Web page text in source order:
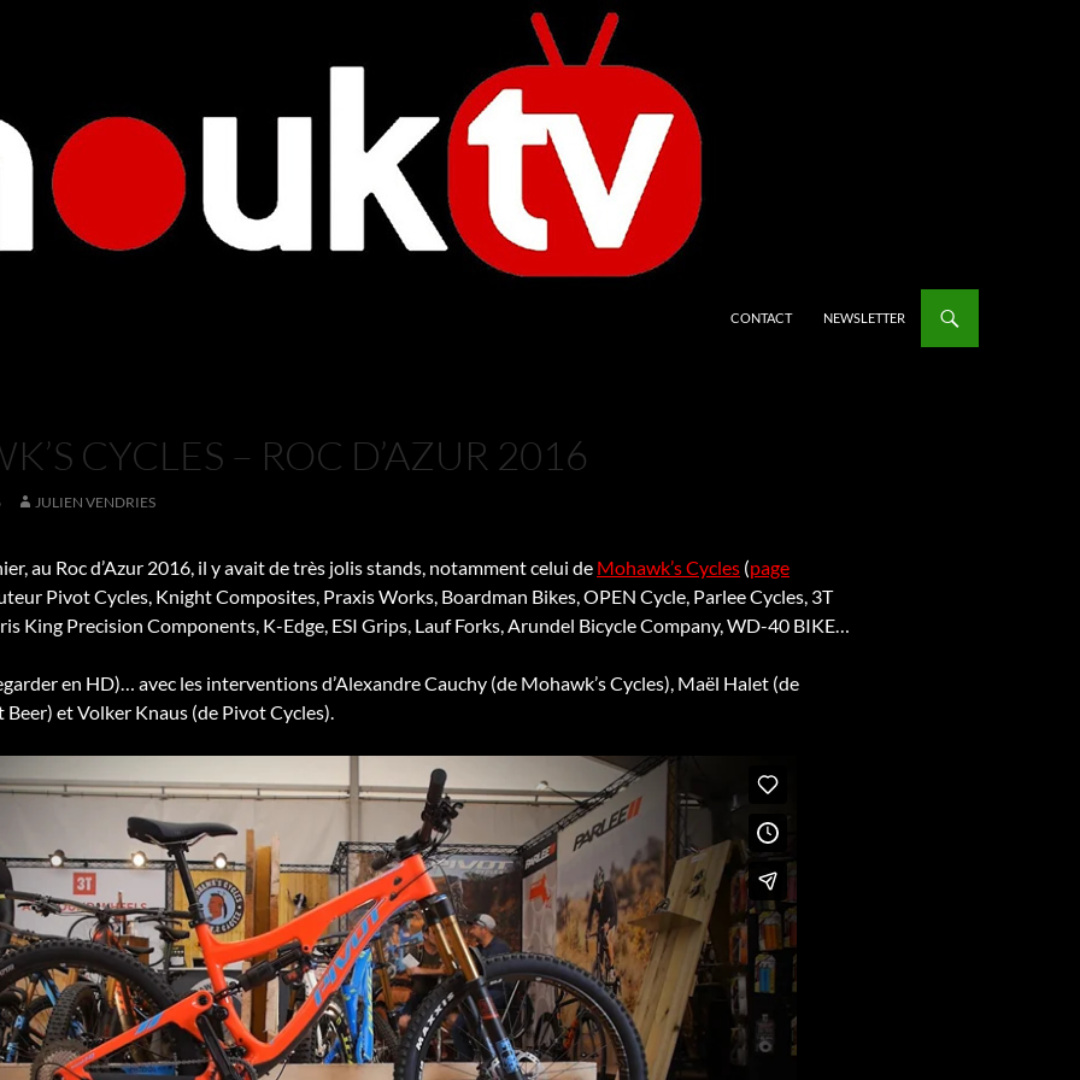
CONTACT NEWSLETTER
CYCLES – ROC D’AZUR 2016
JULIEN VENDRIES
au Roc d’Azur 2016, il y avait de très jolis stands, notamment celui de Mohawk’s Cycles (page
Pivot Cycles, Knight Composites, Praxis Works, Boardman Bikes, OPEN Cycle, Parlee Cycles, 3T
King Precision Components, K-Edge, ESI Grips, Lauf Forks, Arundel Bicycle Company, WD-40 BIKE…
en HD)… avec les interventions d’Alexandre Cauchy (de Mohawk’s Cycles), Maël Halet (de
et Volker Knaus (de Pivot Cycles).